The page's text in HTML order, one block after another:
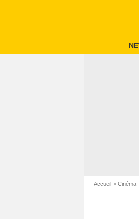
Accueil Cinéma